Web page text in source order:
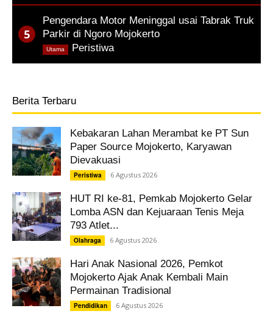
Pengendara Motor Meninggal usai Tabrak Truk
Parkir di Ngoro Mojokerto
Peristiwa
Utama
Berita Terbaru
Kebakaran Lahan Merambat ke PT Sun
Paper Source Mojokerto, Karyawan
Dievakuasi
Peristiwa 6 Agustus 2026
HUT RI ke-81, Pemkab Mojokerto Gelar
Lomba ASN dan Kejuaraan Tenis Meja
793 Atlet...
Olahraga 6 Agustus 2026
Hari Anak Nasional 2026, Pemkot
Mojokerto Ajak Anak Kembali Main
Permainan Tradisional
Pendidikan 6 Agustus 2026